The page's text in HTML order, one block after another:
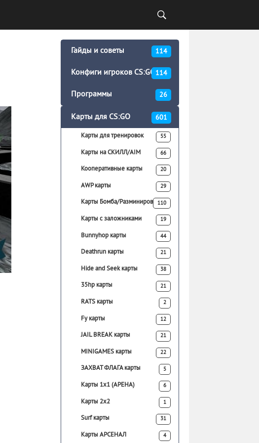
Гайды и советы 114
Конфиги игроков CS:GO 114
Программы 26
Карты для CS:GO 601
Карты для тренировок 55
Карты на СКИЛЛ/AIM 66
Кооперативные карты 20
AWP карты 29
Карты Бомба/Разминирование
110
Карты с заложниками 19
Bunnyhop карты 44
Deathrun карты 21
Hide and Seek карты 38
35hp карты 21
RATS карты 2
Fy карты 12
JAIL BREAK карты 21
MINIGAMES карты 22
ЗАХВАТ ФЛАГА карты 5
Карты 1х1 (АРЕНА) 6
Карты 2х2 1
Surf карты 31
Карты АРСЕНАЛ 4